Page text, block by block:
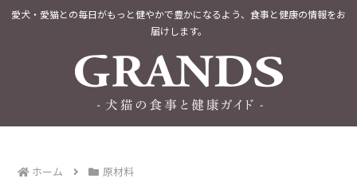
愛犬・愛猫との毎日がもっと健やかで豊かになるよう、食事と健康の情報をお
届けします。
ホーム 原材料